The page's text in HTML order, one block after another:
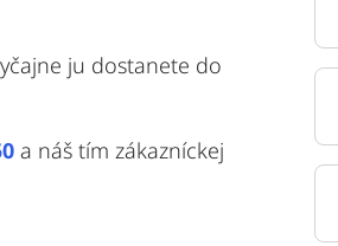
ju dostanete do
a náš tím zákazníckej